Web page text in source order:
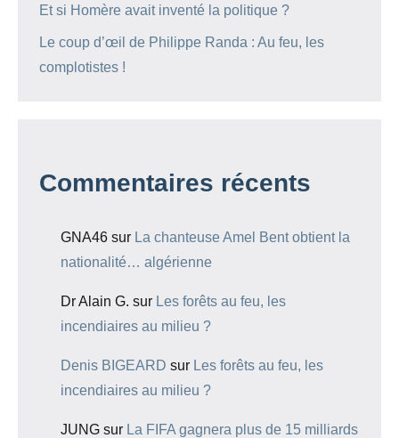
Et si Homère avait inventé la politique ?
Le coup d’œil de Philippe Randa : Au feu, les
complotistes !
Commentaires récents
GNA46 sur La chanteuse Amel Bent obtient la
nationalité… algérienne
Dr Alain G. sur Les forêts au feu, les
incendiaires au milieu ?
Denis BIGEARD sur Les forêts au feu, les
incendiaires au milieu ?
JUNG sur La FIFA gagnera plus de 15 milliards